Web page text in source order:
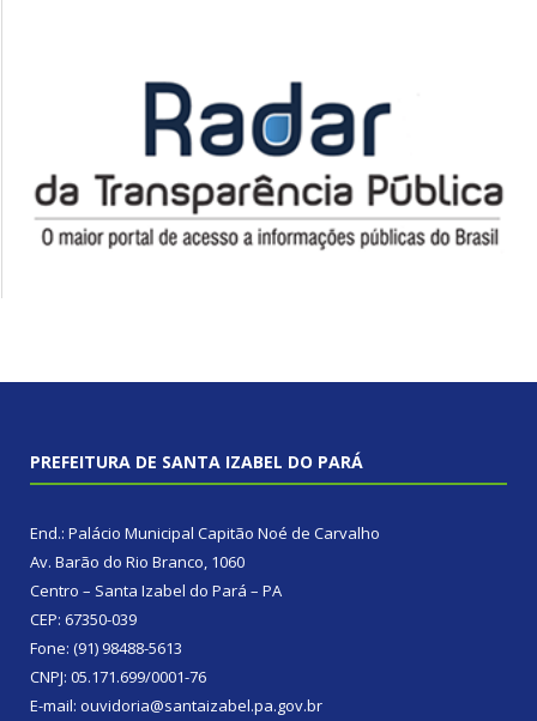
PREFEITURA DE SANTA IZABEL DO PARÁ
End.: Palácio Municipal Capitão Noé de Carvalho
Av. Barão do Rio Branco, 1060
Centro – Santa Izabel do Pará – PA
CEP: 67350-039
Fone: (91) 98488-5613
CNPJ: 05.171.699/0001-76
E-mail: ouvidoria@santaizabel.pa.gov.br